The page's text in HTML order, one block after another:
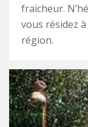
fraicheur.
vous résidez
région.